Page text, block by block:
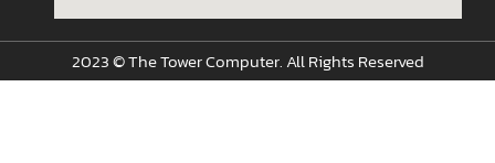
2023 © The Tower Computer. All Rights Reserved